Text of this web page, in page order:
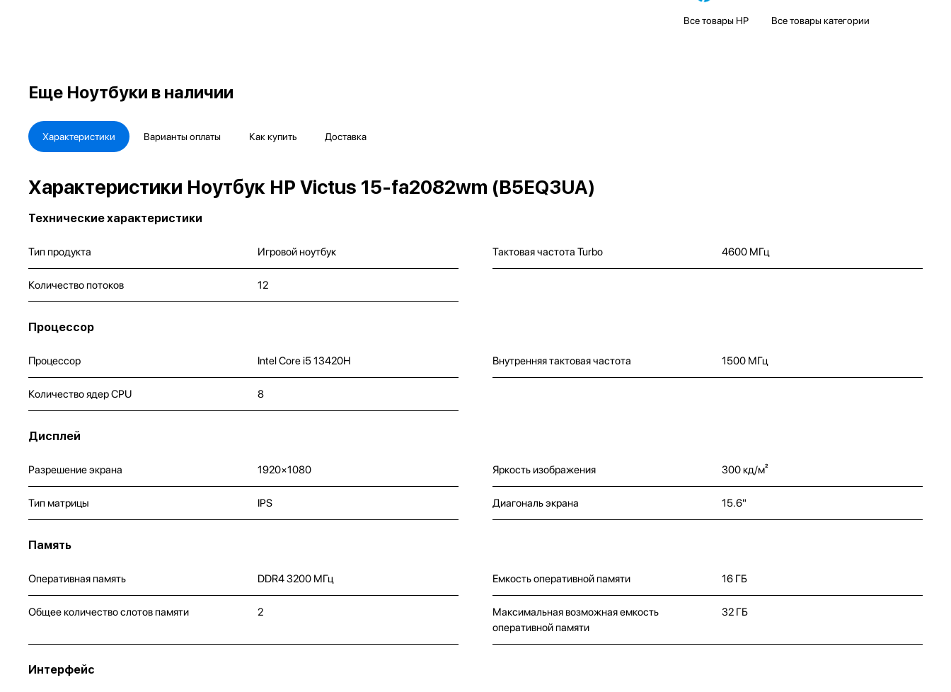
Все товары HP Все товары категории
Еще Ноутбуки в наличии
Характеристики Варианты оплаты Как купить Доставка
Характеристики Ноутбук HP Victus 15-fa2082wm (B5EQ3UA)
Технические характеристики
Тип продукта Игровой ноутбук Тактовая частота Turbo 4600 МГц
Количество потоков 12
Процессор
Процессор Intel Core i5 13420H Внутренняя тактовая частота 1500 МГц
Количество ядер CPU 8
Дисплей
Разрешение экрана 1920×1080 Яркость изображения 300 кд/м²
Тип матрицы IPS Диагональ экрана 15.6"
Память
Оперативная память DDR4 3200 МГц Емкость оперативной памяти 16 ГБ
Общее количество слотов памяти 2
Максимальная возможная емкость
оперативной памяти
32 ГБ
Интерфейс